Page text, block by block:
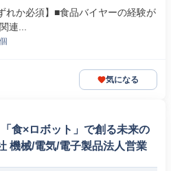
れか必須】■食品バイヤーの経験が
連...
気になる
食×ロボット」で創る未来の
機械/電気/電子製品法人営業